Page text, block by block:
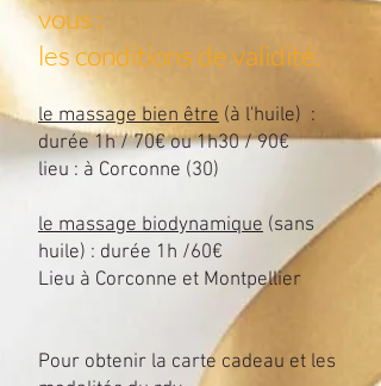
vous ;
les conditions de validité.
le massage bien être (à l'huile) :
durée 1h / 70€ ou 1h30 / 90€
lieu : à Corconne (30)
le massage biodynamique (sans
huile) : durée 1h /60€
Lieu à Corconne et Montpellier
Pour obtenir la carte cadeau et les